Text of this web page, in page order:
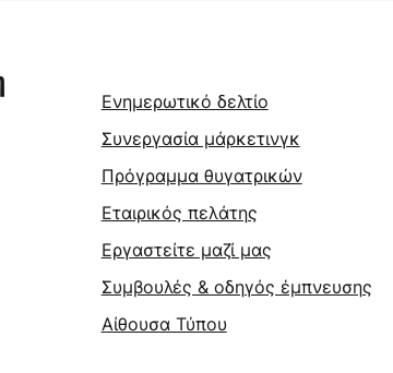
Ενημερωτικό δελτίο
Συνεργασία μάρκετινγκ
Πρόγραμμα θυγατρικών
Εταιρικός πελάτης
Εργαστείτε μαζί μας
Συμβουλές & οδηγός έμπνευσης
Αίθουσα Τύπου